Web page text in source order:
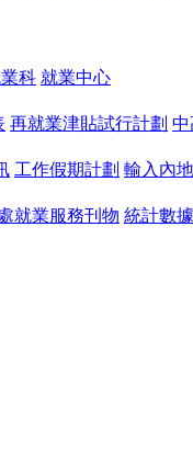
科 就業中心
再就業津貼試行計劃 中
工作假期計劃 輸入內
就業服務刊物 統計數據